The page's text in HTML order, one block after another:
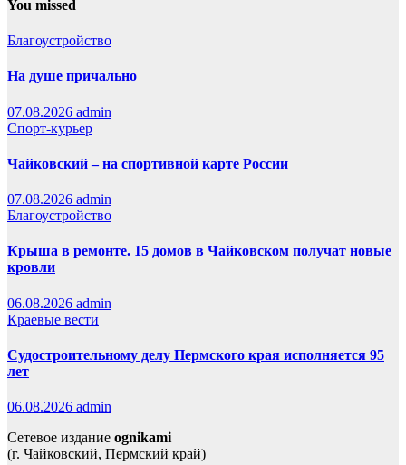
You missed
Благоустройство
На душе причально
07.08.2026 admin
Спорт-курьер
Чайковский – на спортивной карте России
07.08.2026 admin
Благоустройство
Крыша в ремонте. 15 домов в Чайковском получат новые
кровли
06.08.2026 admin
Краевые вести
Судостроительному делу Пермского края исполняется 95
лет
06.08.2026 admin
Сетевое издание ognikami
(г. Чайковский, Пермский край)